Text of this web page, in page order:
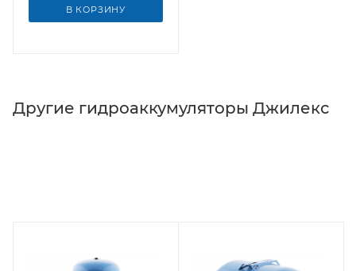
В КОРЗИНУ
Другие гидроаккумуляторы Джилекс